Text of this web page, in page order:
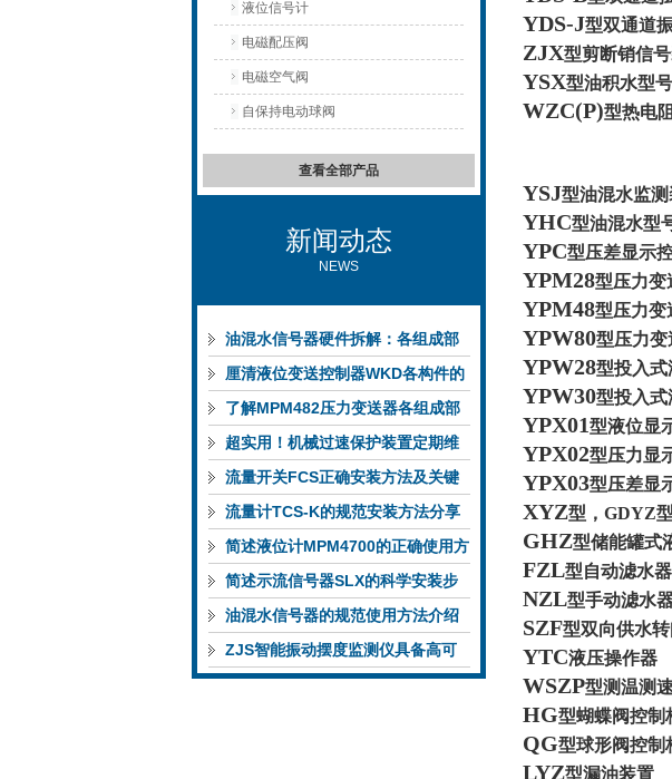
液位信号计
电磁配压阀
电磁空气阀
自保持电动球阀
查看全部产品
新闻动态
NEWS
油混水信号器硬件拆解：各组成部
件的功能特点与性能指标
厘清液位变送控制器WKD各构件的
功能特性稳定完成液位监测
了解MPM482压力变送器各组成部
件功能特点有助于提升选型合理性
超实用！机械过速保护装置定期维
护保养方法大汇总
流量开关FCS正确安装方法及关键
要点专业分享
流量计TCS-K的规范安装方法分享
简述液位计MPM4700的正确使用方
法
简述示流信号器SLX的科学安装步
骤
油混水信号器的规范使用方法介绍
ZJS智能振动摆度监测仪具备高可
靠性与自诊断能力
YDS-J型双通道
ZJX型剪断销信
YSX型油积水型
WZC(P)型热电阻
YSJ型油混水监
YHC型油混水型
YPC型压差显示
YPM28型压力变
YPM48型压力变
YPW80型压力变
YPW28型投入式
YPW30型投入式
YPX01型液位显
YPX02型压力显
YPX03型压差显
XYZ型， GDYZ
GHZ型储能罐式
FZL型自动滤水器
NZL型手动滤水
SZF型双向供水转
YTC液压操作器
WSZP型测温测
HG型蝴蝶阀控制
QG型球形阀控制
LYZ型漏油装置